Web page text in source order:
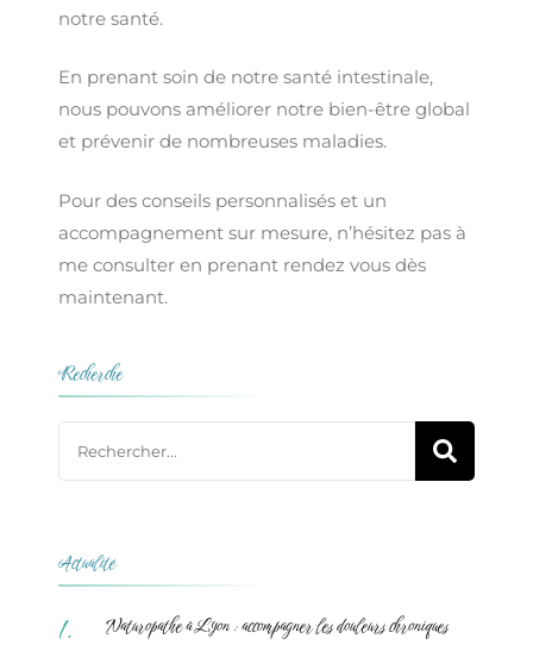
notre santé.
En prenant soin de notre santé intestinale,
nous pouvons améliorer notre bien-être global
et prévenir de nombreuses maladies.
Pour des conseils personnalisés et un
accompagnement sur mesure, n’hésitez pas à
me consulter en prenant rendez vous dès
maintenant.
Recherche
Actualité
Naturopathe à Lyon : accompagner les douleurs chroniques